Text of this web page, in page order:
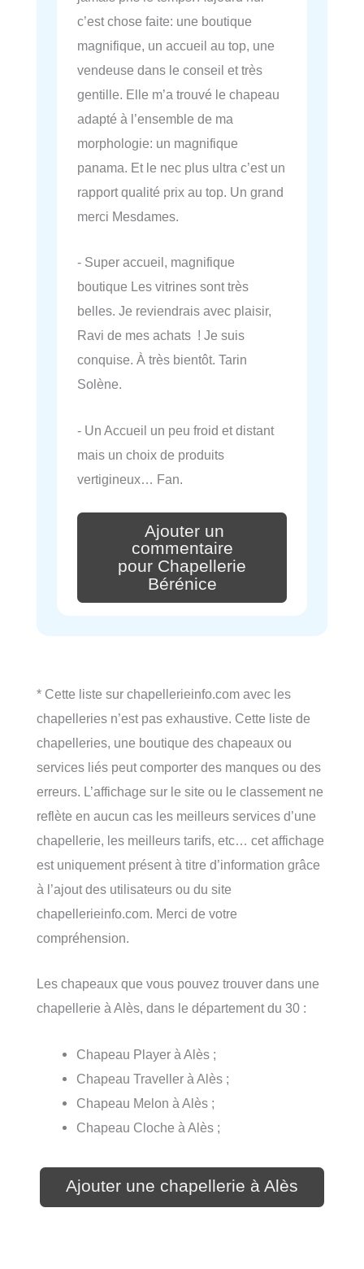
c’est chose faite: une boutique
magnifique, un accueil au top, une
vendeuse dans le conseil et très
gentille. Elle m’a trouvé le chapeau
adapté à l’ensemble de ma
morphologie: un magnifique
panama. Et le nec plus ultra c’est un
rapport qualité prix au top. Un grand
merci Mesdames.
- Super accueil, magnifique
boutique Les vitrines sont très
belles. Je reviendrais avec plaisir,
Ravi de mes achats ! Je suis
conquise. À très bientôt. Tarin
Solène.
- Un Accueil un peu froid et distant
mais un choix de produits
vertigineux… Fan.
Ajouter un
commentaire
pour Chapellerie
Bérénice
* Cette liste sur chapellerieinfo.com avec les
chapelleries n’est pas exhaustive. Cette liste de
chapelleries, une boutique des chapeaux ou
services liés peut comporter des manques ou des
erreurs. L’affichage sur le site ou le classement ne
reflète en aucun cas les meilleurs services d’une
chapellerie, les meilleurs tarifs, etc… cet affichage
est uniquement présent à titre d’information grâce
à l’ajout des utilisateurs ou du site
chapellerieinfo.com. Merci de votre
compréhension.
Les chapeaux que vous pouvez trouver dans une
chapellerie à Alès, dans le département du 30 :
Chapeau Player à Alès ;
Chapeau Traveller à Alès ;
Chapeau Melon à Alès ;
Chapeau Cloche à Alès ;
Ajouter une chapellerie à Alès